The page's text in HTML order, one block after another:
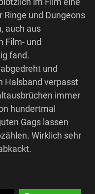
Ringe und Dungeons
auch aus
Film- und
fand.
und
Halsband verpasst
immer
hundertmal
Gags lassen
Wirklich sehr